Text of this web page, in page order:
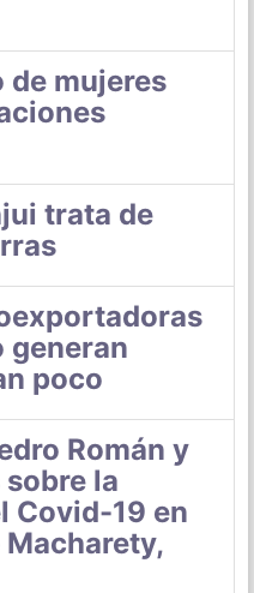
de mujeres
trata de
generan
poco
Román y
sobre la
Covid-19 en